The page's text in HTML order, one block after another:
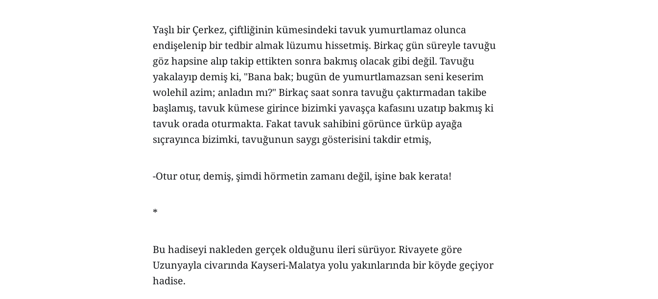
Yaşlı bir Çerkez, çiftliğinin kümesindeki tavuk yumurtlamaz olunca
endişelenip bir tedbir almak lüzumu hissetmiş. Birkaç gün süreyle tavuğu
göz hapsine alıp takip ettikten sonra bakmış olacak gibi değil. Tavuğu
yakalayıp demiş ki, "Bana bak; bugün de yumurtlamazsan seni keserim
wolehil azim; anladın mı?" Birkaç saat sonra tavuğu çaktırmadan takibe
başlamış, tavuk kümese girince bizimki yavaşça kafasını uzatıp bakmış ki
tavuk orada oturmakta. Fakat tavuk sahibini görünce ürküp ayağa
sıçrayınca bizimki, tavuğunun saygı gösterisini takdir etmiş,
-Otur otur, demiş, şimdi hörmetin zamanı değil, işine bak kerata!
*
Bu hadiseyi nakleden gerçek olduğunu ileri sürüyor. Rivayete göre
Uzunyayla civarında Kayseri-Malatya yolu yakınlarında bir köyde geçiyor
hadise.